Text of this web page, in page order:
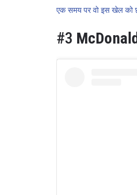
एक समय पर वो इस खेल को
#3